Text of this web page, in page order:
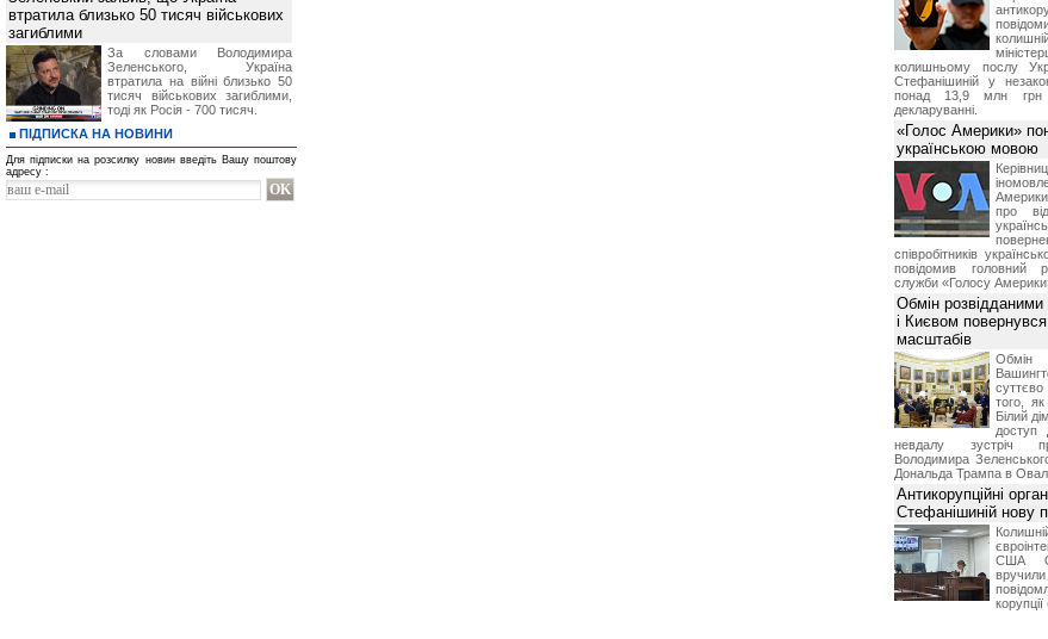
втратила близько 50 тисяч військових
загиблими
За словами Володимира
Зеленського, Україна
втратила на війні близько 50
тисяч військових загиблими,
тоді як Росія - 700 тисяч.
ПІДПИСКА НА НОВИНИ
Для підписки на розсилку новин введіть Вашу поштову
адресу :
колишньому послу
Стефанішиній у
понад 13,9 млн грн
декларуванні.
«Голос Америки»
українською мовою
про
співробітників
повідомив головний
служби «Голосу
Обмін
і Києвом
масштабів
Обмін
того,
Білий
доступ
невдалу зустріч
Володимира
Дональда Трампа в
Антикорупційні
Стефанішиній нову
США